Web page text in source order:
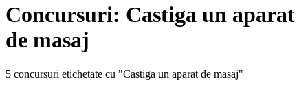
Concursuri: Castiga un aparat
de masaj
5 concursuri etichetate cu "Castiga un aparat de masaj"